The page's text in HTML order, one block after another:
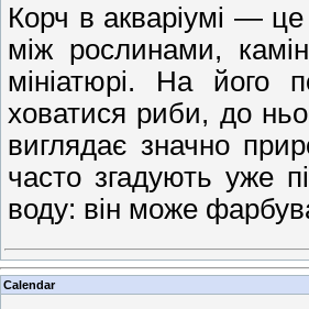
Корч в акваріумі —
між рослинами,
мініатюрі. На його
ховатися риби, до
виглядає значно
часто згадують уже
воду: він може
Calendar